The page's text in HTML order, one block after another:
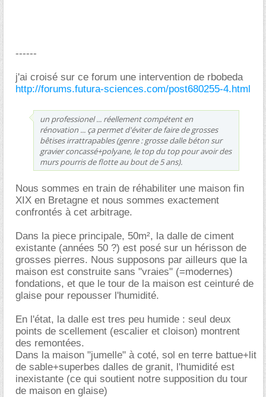
------
j'ai croisé sur ce forum une intervention de rbobeda
http://forums.futura-sciences.com/post680255-4.html
un professionel ... réellement compétent en
rénovation ... ça permet d'éviter de faire de grosses
bêtises irrattrapables (genre : grosse dalle béton sur
gravier concassé+polyane, le top du top pour avoir des
murs pourris de flotte au bout de 5 ans).
Nous sommes en train de réhabiliter une maison fin
XIX en Bretagne et nous sommes exactement
confrontés à cet arbitrage.
Dans la piece principale, 50m², la dalle de ciment
existante (années 50 ?) est posé sur un hérisson de
grosses pierres. Nous supposons par ailleurs que la
maison est construite sans "vraies" (=modernes)
fondations, et que le tour de la maison est ceinturé de
glaise pour repousser l'humidité.
En l'état, la dalle est tres peu humide : seul deux
points de scellement (escalier et cloison) montrent
des remontées.
Dans la maison "jumelle" à coté, sol en terre battue+lit
de sable+superbes dalles de granit, l'humidité est
inexistante (ce qui soutient notre supposition du tour
de maison en glaise)